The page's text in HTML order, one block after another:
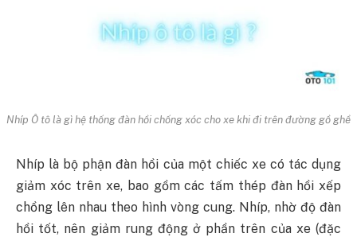
Nhíp Ô tô là gì hệ thống đàn hồi chống xóc cho xe khi đi trên đường gồ ghề
Nhíp là bộ phận đàn hồi của một chiếc xe có tác dụng
giảm xóc trên xe, bao gồm các tấm thép đàn hồi xếp
chồng lên nhau theo hình vòng cung. Nhíp, nhờ độ đàn
hồi tốt, nên giảm rung động ở phần trên của xe (đặc